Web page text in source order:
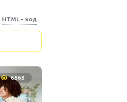
HTML - код
6868